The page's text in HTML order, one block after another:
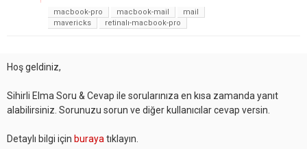
macbook-pro
macbook-mail
mail
mavericks
retinalı-macbook-pro
Hoş geldiniz,
Sihirli Elma Soru & Cevap ile sorularınıza en kısa zamanda yanıt
alabilirsiniz. Sorunuzu sorun ve diğer kullanıcılar cevap versin.
Detaylı bilgi için burayatıklayın.